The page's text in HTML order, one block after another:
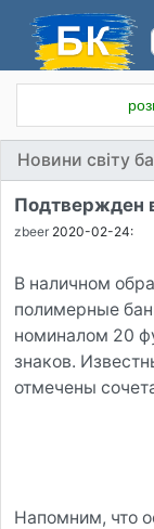
Новини світу
Подтвержден
zbeer 2020-02-24:
В наличном
полимерные
номиналом 20
знаков.
отмечены
Напомним, что